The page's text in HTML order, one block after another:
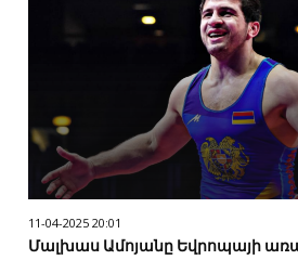
11-04-2025 20:01
Մալխաս Ամոյանը Եվրոպայի